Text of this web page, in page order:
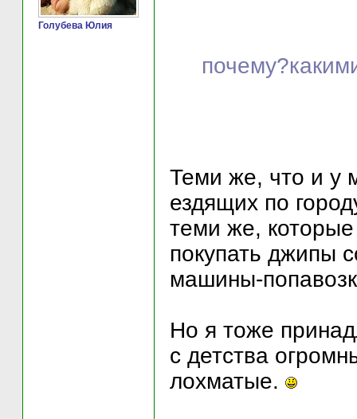
Голубева Юлия
Теми же, что и у
ездящих по
теми же,
покупать джипы
машины-
Но я тоже
с детства
лохматые.